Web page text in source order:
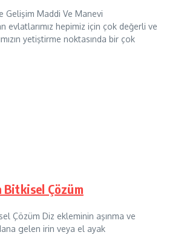
Gelişim Maddi Ve Manevi
evlatlarımız hepimiz için çok değerli ve
yetiştirme noktasında bir çok
Bitkisel Çözüm
Çözüm Diz ekleminin aşınma ve
gelen irin veya el ayak